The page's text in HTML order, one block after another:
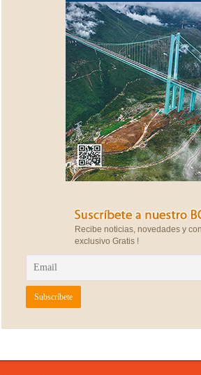
Recibe noticias, novedades y
exclusivo Gratis !